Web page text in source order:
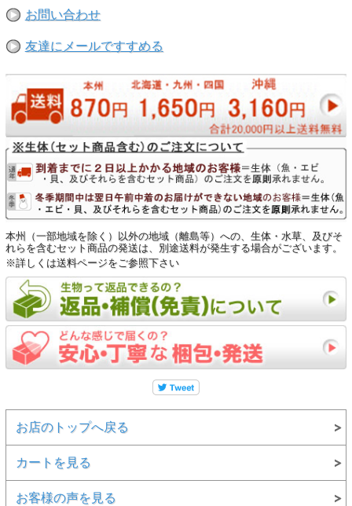
お問い合わせ
友達にメールですすめる
本州（一部地域を除く）以外の地域（離島等）への、生体・水草、及びそ
れらを含むセット商品の発送は、別途送料が発生する場合がございます。
※詳しくは送料ページをご参照下さい
お店のトップへ戻る
カートを見る
お客様の声を見る